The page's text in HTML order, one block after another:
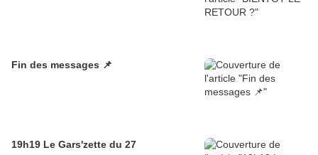
Fin des messages 📌
19h19 Le Gars'zette du 27